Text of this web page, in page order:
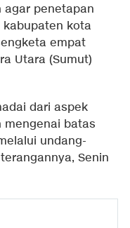
agar penetapan
kota
empat
Utara (Sumut)
dari aspek
batas
undang-
Senin